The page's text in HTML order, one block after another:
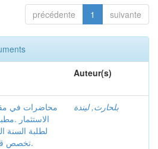
précédente 1 suivante
Auteur(s)
محاضرات في
الاستثمار
لطلبة السنة
.تخصص
بلحارث, ليندة